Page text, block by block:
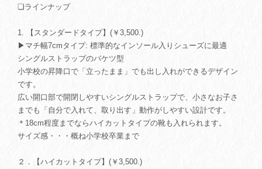
❏ラインナップ
1. 【スタンダードタイプ】(￥3,500.)
▶マチ幅7cmタイプ: 標準的なインソール入りシューズに最適
シングルストラップのバケツ型
小学校の昇降口で「立ったまま」でも出し入れができるデザイン
です。
広い開口部で開閉しやすいシングルストラップで、小さなお子さ
までも「自分で入れて、取り出す」動作がしやすい設計です。
＊18cm程度までならハイカットタイプの靴も入れられます。
サイズ感・・・概ね小学校卒業まで
２．【ハイカットタイプ】(￥3,500.)